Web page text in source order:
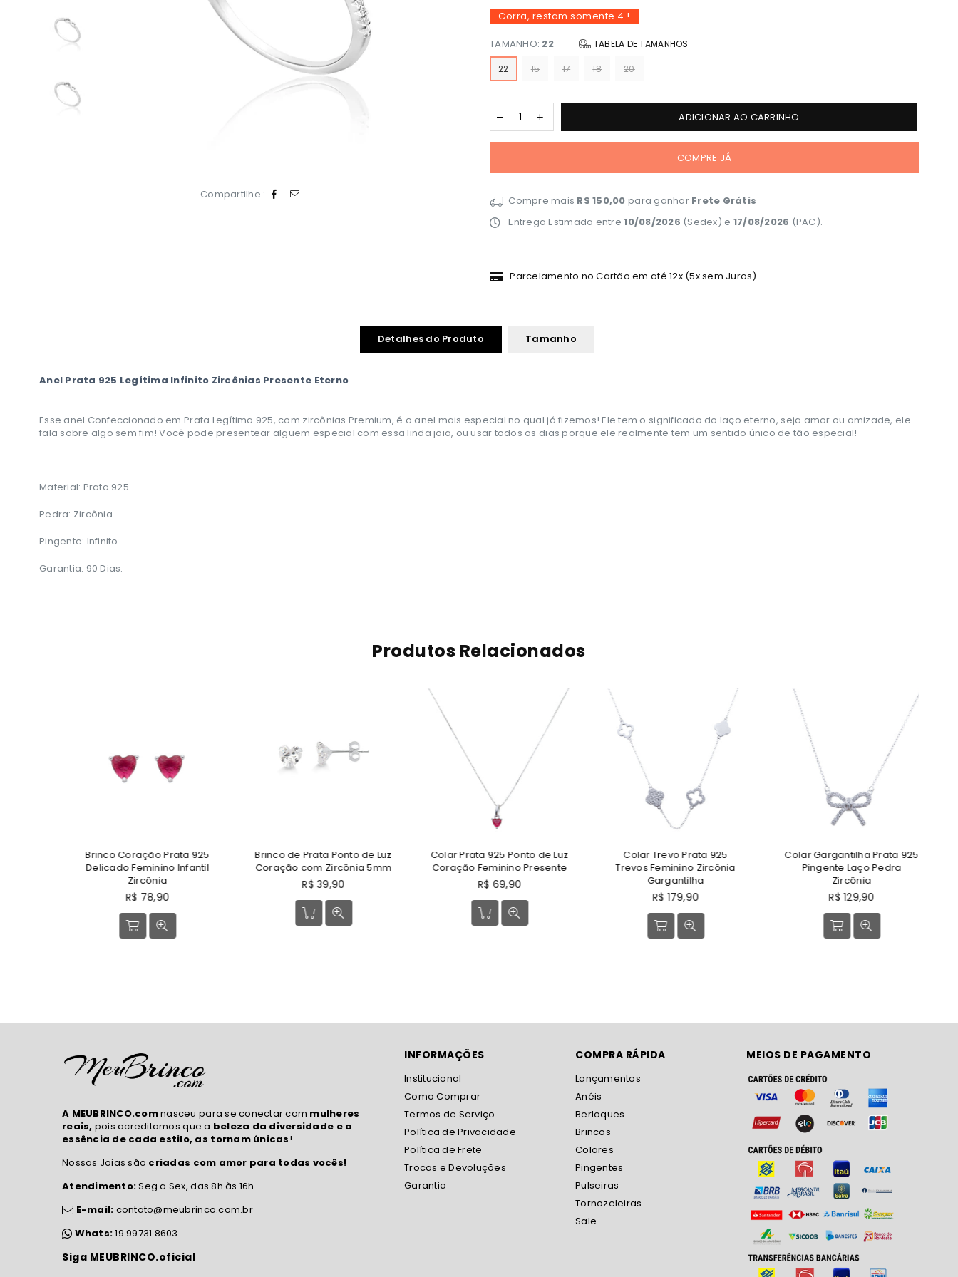
Compartilhe :
Corra, restam somente 4 !
TAMANHO: 22 TABELA DE TAMANHOS
22 15 17 18 20
ADICIONAR AO CARRINHO
COMPRE JÁ
Compre mais R$ 150,00 para ganhar Frete Grátis
Entrega Estimada entre10/08/2026 (Sedex) e 17/08/2026 (PAC).
Parcelamento no Cartão em até 12x.(5x sem Juros)
Detalhes do Produto Tamanho
Anel Prata 925 Legítima Infinito Zircônias Presente Eterno
Esse anel Confeccionado em Prata Legítima 925, com zircônias Premium, é o anel mais especial no qual já fizemos! Ele tem o significado do laço eterno, seja amor ou amizade, ele
fala sobre algo sem fim! Você pode presentear alguem especial com essa linda joia, ou usar todos os dias porque ele realmente tem um sentido único de tão especial!
Material: Prata 925
Pedra: Zircônia
Pingente: Infinito
Garantia: 90 Dias.
Produtos Relacionados
Brinco Coração Prata 925
Delicado Feminino Infantil
Zircônia
Preço
R$ 78,90
Brinco de Prata Ponto de Luz
Coração com Zircônia 5mm
Preço
R$ 39,90
Colar Prata 925 Ponto de Luz
Coração Feminino Presente
Preço
R$ 69,90
Colar Trevo Prata 925
Trevos Feminino Zircônia
Gargantilha
Preço
R$ 179,90
Colar Gargantilha Prata 925
Pingente Laço Pedra
Zircônia
Preço
R$ 129,90
A MEUBRINCO.comnasceu para se conectar com mulheres
reais, pois acreditamos que a beleza da diversidade e a
essência de cada estilo, as tornam únicas!
Nossas Joias são criadas com amor para todas vocês!
Atendimento:Seg a Sex, das 8h às 16h
E-mail: contato@meubrinco.com.br
Whats:19 99731 8603
Siga MEUBRINCO.oficial
INFORMAÇÕES
Institucional
Como Comprar
Termos de Serviço
Política de Privacidade
Política de Frete
Trocas e Devoluções
Garantia
COMPRA RÁPIDA
Lançamentos
Anéis
Berloques
Brincos
Colares
Pingentes
Pulseiras
Tornozeleiras
Sale
MEIOS DE PAGAMENTO